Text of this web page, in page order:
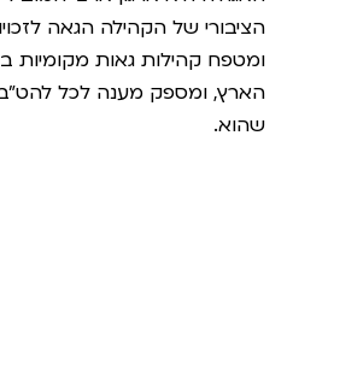
הציבורי של הקהילה הגאה
ומטפח קהילות גאות מקומיות
הארץ, ומספק מענה לכל
שהוא.